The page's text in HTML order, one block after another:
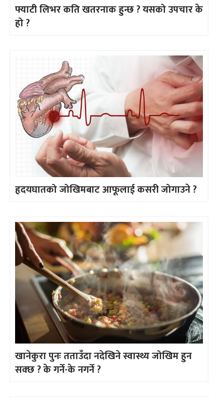
फ्याटी लिभर कति खतरनाक हुन्छ ? यसको उपचार के
हो ?
हृदयघातको जोखिमबाट आफूलाई कसरी जोगाउने ?
खानेकुरा पुनः तताउँदा नदेखिने स्वास्थ्य जोखिम हुन
सक्छ ? के गर्ने-के नगर्ने ?